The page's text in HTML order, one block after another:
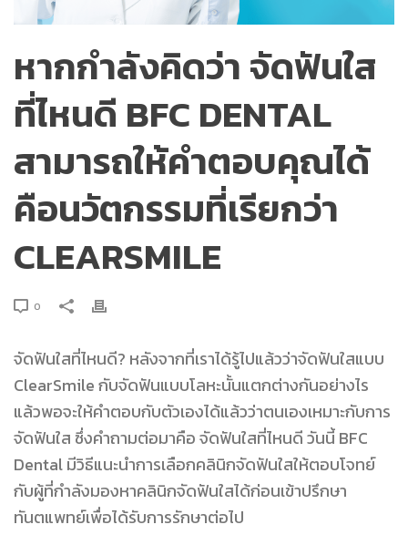
หากกำลังคิดว่า จัดฟันใส
ที่ไหนดี BFC DENTAL
สามารถให้คำตอบคุณได้
คือนวัตกรรมที่เรียกว่า
CLEARSMILE
0
จัดฟันใสที่ไหนดี? หลังจากที่เราได้รู้ไปแล้วว่าจัดฟันใสแบบ
ClearSmile กับจัดฟันแบบโลหะนั้นแตกต่างกันอย่างไร
แล้วพอจะให้คำตอบกับตัวเองได้แล้วว่าตนเองเหมาะกับการ
จัดฟันใส ซึ่งคำถามต่อมาคือ จัดฟันใสที่ไหนดี วันนี้ BFC
Dental มีวิธีแนะนำการเลือกคลินิกจัดฟันใสให้ตอบโจทย์
กับผู้ที่กำลังมองหาคลินิกจัดฟันใสได้ก่อนเข้าปรึกษา
ทันตแพทย์เพื่อได้รับการรักษาต่อไป